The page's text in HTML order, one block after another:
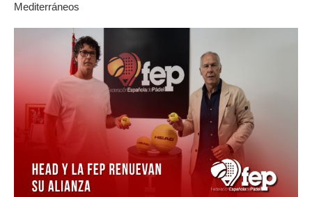
Mediterráneos